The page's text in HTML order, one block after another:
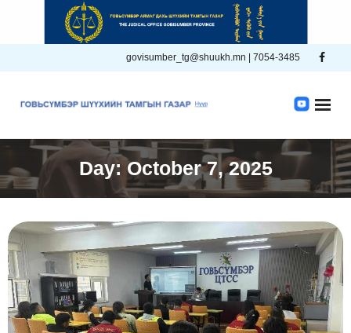
govisumber_tg@shuukh.mn | 7054-3485
Day:October 7, 2025